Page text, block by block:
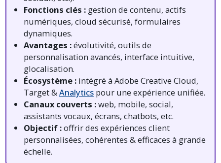
Fonctions clés :gestion de contenu, actifs
numériques, cloud sécurisé, formulaires
dynamiques.
Avantages :évolutivité, outils de
personnalisation avancés, interface intuitive,
glocalisation.
Écosystème :intégré à Adobe Creative Cloud,
Target &Analyticspour une expérience unifiée.
Canaux couverts :web, mobile, social,
assistants vocaux, écrans, chatbots, etc.
Objectif :offrir des expériences client
personnalisées, cohérentes & efficaces à grande
échelle.